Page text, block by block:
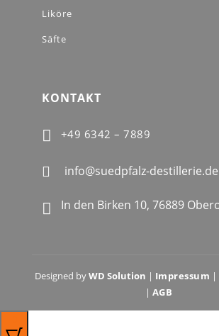
Liköre
Säfte
KONTAKT
 +49 6342 – 7889
 info@suedpfalz-destillerie.de
 In den Birken 10, 76889
Designed byWD Solution | Impressum |
| AGB